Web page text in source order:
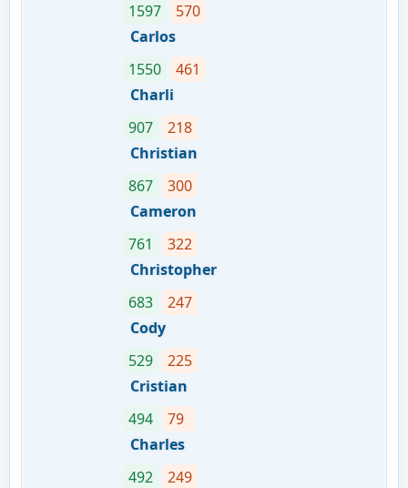
1597
570
Carlos
1550
461
Charli
907
218
Christian
867
300
Cameron
761
322
Christopher
683
247
Cody
529
225
Cristian
494
79
Charles
492
249